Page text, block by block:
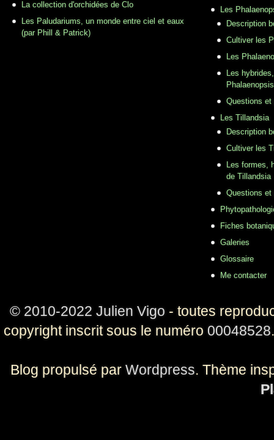
La collection d'orchidées de Clo
Les Paludariums, un monde entre ciel et eaux
(par Phill & Patrick)
Les
Description
Cultiver les
Les
Les
Phalaenopsis
Questions et
Les Tillandsia
Description
Cultiver les
Les formes,
de Tillandsia
Questions et
Fiches
Galeries
Glossaire
Me contacter
© 2010-2022 Julien Vigo - toutes
copyright inscrit sous le numéro 00048528
Blog propulsé par Wordpress. Thème